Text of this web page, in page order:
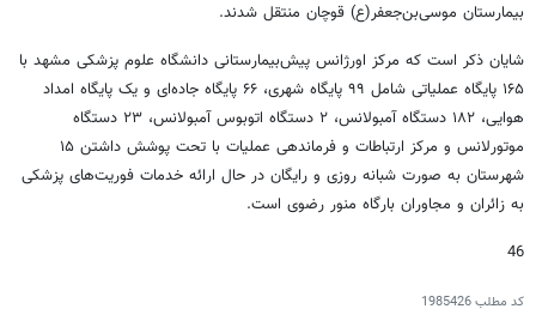
بیمارستان موسی‌بن‌جعفر(ع) قوچان منتقل شدند.
شایان ذکر است که مرکز اورژانس پیش‌بیمارستانی دانشگاه علوم پزشکی مشهد با
۱۶۵ پایگاه عملیاتی شامل ۹۹ پایگاه شهری، ۶۶ پایگاه جاده‌ای و یک پایگاه امداد
هوایی، ۱۸۲ دستگاه آمبولانس، ۲ دستگاه اتوبوس آمبولانس، ۲۳ دستگاه
موتورلانس و مرکز ارتباطات و فرماندهی عملیات با تحت پوشش داشتن ۱۵
شهرستان به صورت شبانه روزی و رایگان در حال ارائه خدمات فوریت‌های پزشکی
به زائران و مجاوران بارگاه منور رضوی است.
46
کد مطلب1985426